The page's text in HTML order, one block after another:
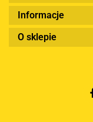
Informacje
O sklepie